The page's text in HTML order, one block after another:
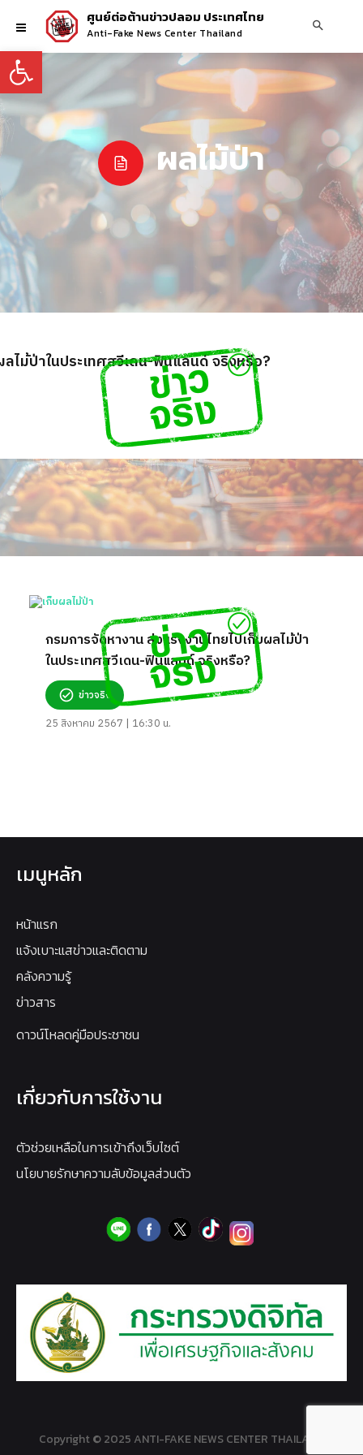
Open toolbar
ศูนย์ต่อต้านข่าวปลอม ประเทศไทย
Anti-Fake News Center Thailand
ผลไม้ป่า
ไม้ป่าในประเทศสวีเดน-ฟินแลนด์ จริงหรือ?
กรมการจัดหางาน ส่งแรงงานไทยไปเก็บผลไม้ป่า
ในประเทศสวีเดน-ฟินแลนด์ จริงหรือ?
ข่าวจริง
25 สิงหาคม 2567 | 16:30 น.
เมนูหลัก
หน้าแรก
แจ้งเบาะแสข่าวและติดตาม
คลังความรู้
ข่าวสาร
ดาวน์โหลดคู่มือประชาชน
เกี่ยวกับการใช้งาน
ตัวช่วยเหลือในการเข้าถึงเว็บไซต์
นโยบายรักษาความลับข้อมูลส่วนตัว
Copyright © 2025 ANTI-FAKE NEWS CENTER THAILAND